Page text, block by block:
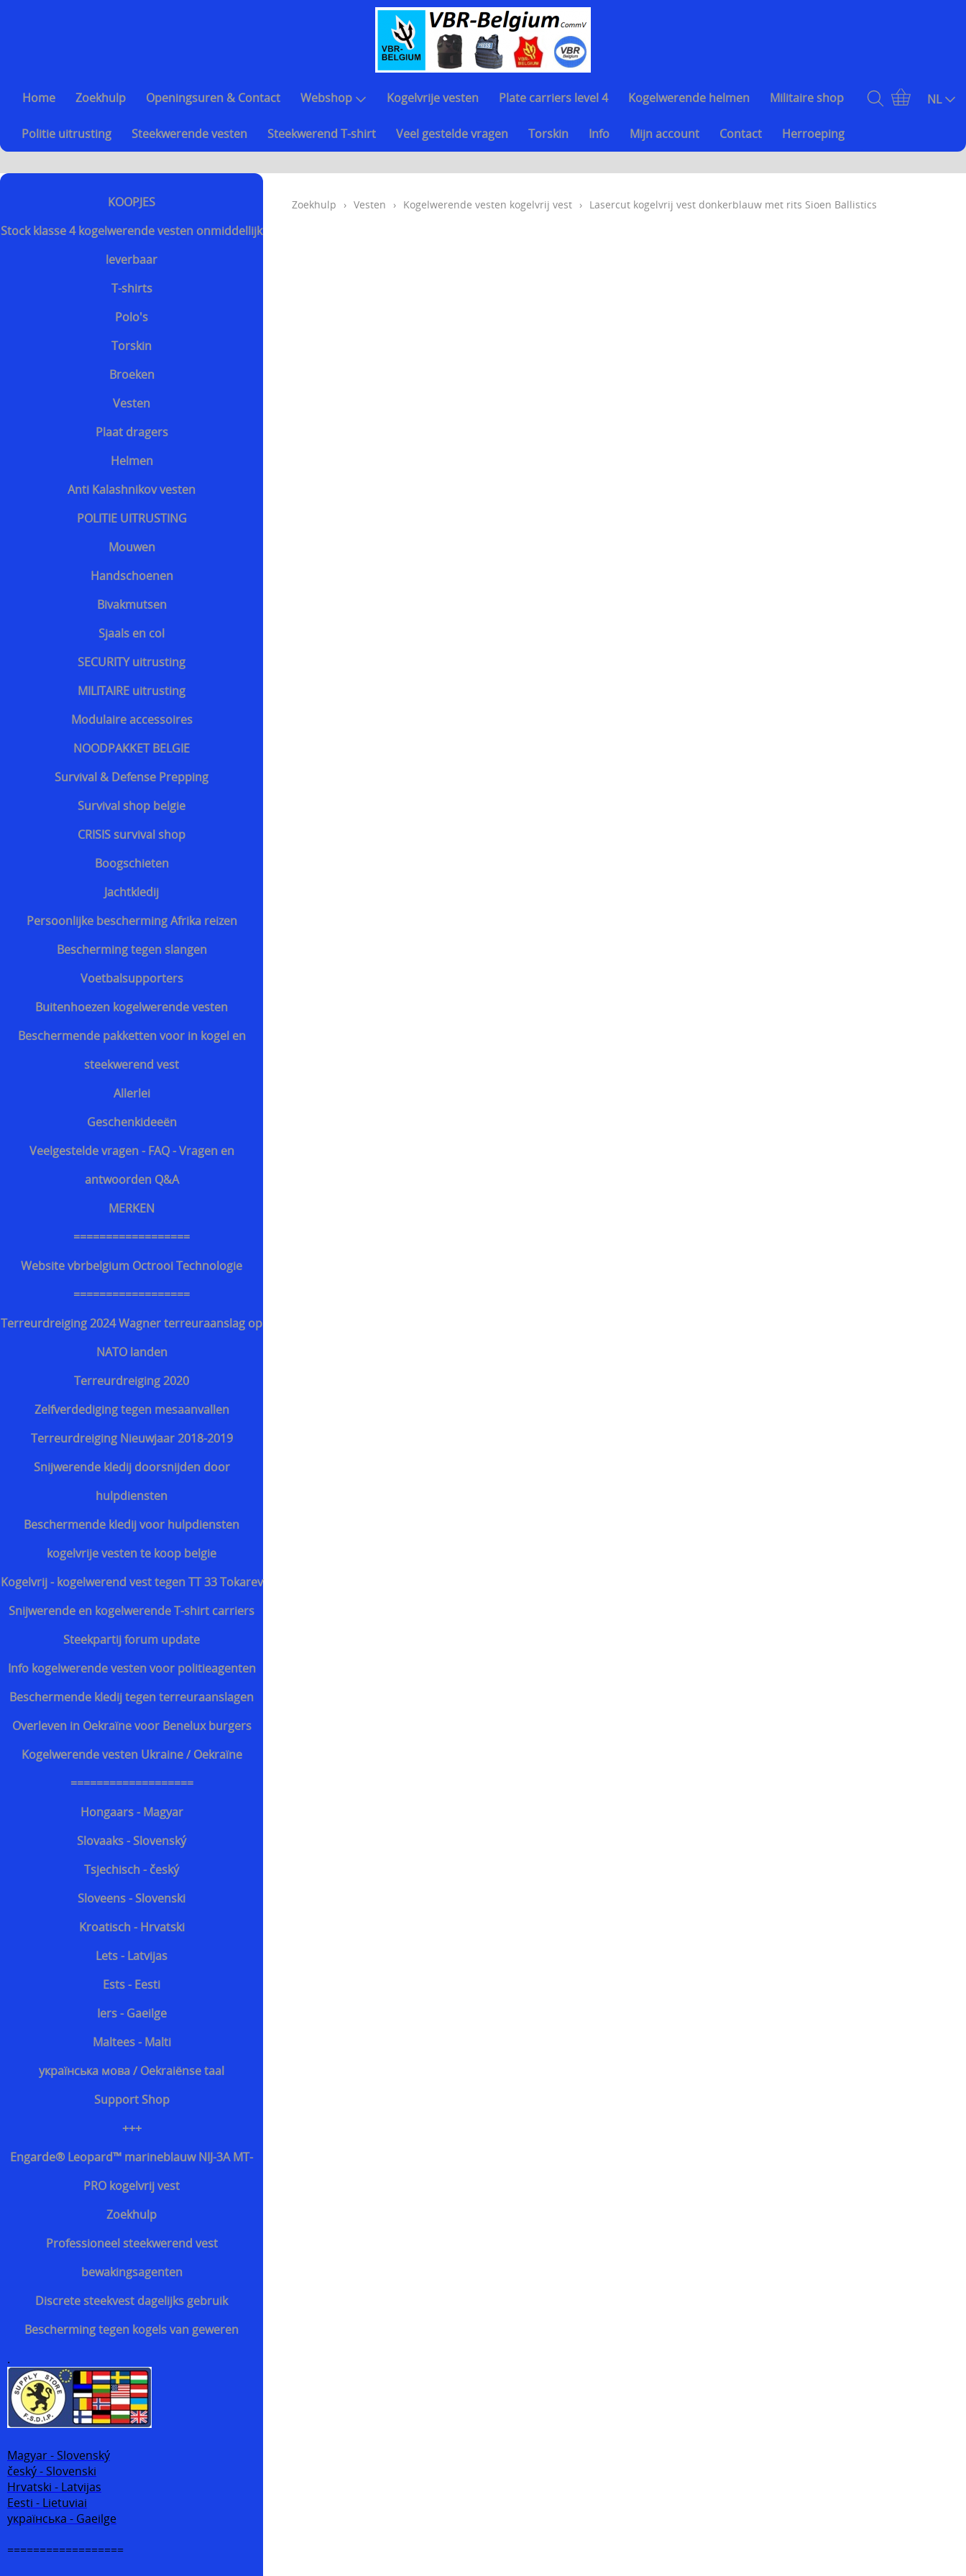
Home Zoekhulp Openingsuren & Contact Webshop Kogelvrije vesten Plate carriers level 4 Kogelwerende helmen Militaire shop
Politie uitrusting Steekwerende vesten Steekwerend T-shirt Veel gestelde vragen Torskin Info Mijn account Contact Herroeping
NL
KOOPJES
Stock klasse 4 kogelwerende vesten onmiddellijk
leverbaar
T-shirts
Polo's
Torskin
Broeken
Vesten
Plaat dragers
Helmen
Anti Kalashnikov vesten
POLITIE UITRUSTING
Mouwen
Handschoenen
Bivakmutsen
Sjaals en col
SECURITY uitrusting
MILITAIRE uitrusting
Modulaire accessoires
NOODPAKKET BELGIE
Survival & Defense Prepping
Survival shop belgie
CRISIS survival shop
Boogschieten
Jachtkledij
Persoonlijke bescherming Afrika reizen
Bescherming tegen slangen
Voetbalsupporters
Buitenhoezen kogelwerende vesten
Beschermende pakketten voor in kogel en
steekwerend vest
Allerlei
Geschenkideeën
Veelgestelde vragen - FAQ - Vragen en
antwoorden Q&A
MERKEN
==================
Website vbrbelgium Octrooi Technologie
==================
Terreurdreiging 2024 Wagner terreuraanslag op
NATO landen
Terreurdreiging 2020
Zelfverdediging tegen mesaanvallen
Terreurdreiging Nieuwjaar 2018-2019
Snijwerende kledij doorsnijden door
hulpdiensten
Beschermende kledij voor hulpdiensten
kogelvrije vesten te koop belgie
Kogelvrij - kogelwerend vest tegen TT 33 Tokarev
Snijwerende en kogelwerende T-shirt carriers
Steekpartij forum update
Info kogelwerende vesten voor politieagenten
Beschermende kledij tegen terreuraanslagen
Overleven in Oekraïne voor Benelux burgers
Kogelwerende vesten Ukraine / Oekraïne
===================
Hongaars - Magyar
Slovaaks - Slovenský
Tsjechisch - český
Sloveens - Slovenski
Kroatisch - Hrvatski
Lets - Latvijas
Ests - Eesti
Iers - Gaeilge
Maltees - Malti
українська мова / Oekraiënse taal
Support Shop
+++
Engarde® Leopard™ marineblauw NIJ-3A MT-
PRO kogelvrij vest
Zoekhulp
Professioneel steekwerend vest
bewakingsagenten
Discrete steekvest dagelijks gebruik
Bescherming tegen kogels van geweren
.
Magyar - Slovenský
český - Slovenski
Hrvatski - Latvijas
Eesti - Lietuviai
українська - Gaeilge
==================
Zoekhulp › Vesten › Kogelwerende vesten kogelvrij vest › Lasercut kogelvrij vest donkerblauw met rits Sioen Ballistics